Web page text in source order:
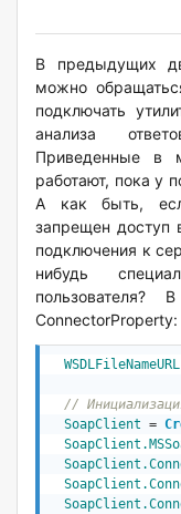
В предыдущих
можно
подключать
анализа
Приведенные в
работают, пока у
А как быть,
запрещен доступ
подключения к
нибудь
ConnectorProperty:
WSDLFileNameURL
//
SoapClient =